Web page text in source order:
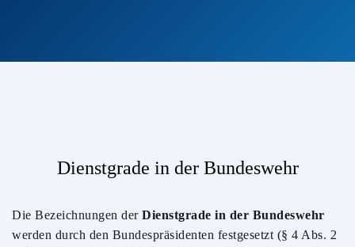
Dienstgrade in der Bundeswehr
Die Bezeichnungen der Dienstgrade in der Bundeswehr
werden durch den Bundespräsidenten festgesetzt (§ 4 Abs. 2